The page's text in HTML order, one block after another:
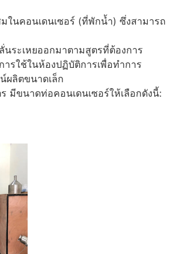
ในคอนเดนเซอร์ (ที่พักน้ำ) ซึ่งสามารถ
ระเหยออกมาตามสูตรที่ต้องการ
ารใช้ในห้องปฏิบัติการเพื่อทำการ
ผลิตขนาดเล็ก
มีขนาดท่อคอนเดนเซอร์ให้เลือกดังนี้: